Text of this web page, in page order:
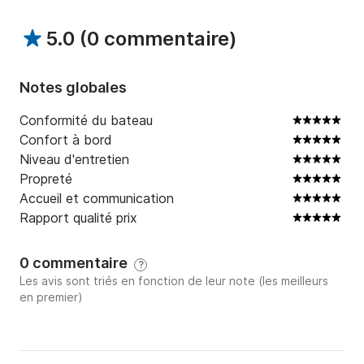
Flybridge
Galerie (kitchenette)
Salle de bain
Le prix de la location du yacht comprend tout
l'équipement de plongée avec tuba et de pêche, le
paddle et les matelas flottants.
En supplément, nous pouvons vous proposer une
navette jusqu'au yacht, un photographe, organiser un
à Manta Point, ainsi que des boissons alcoolisées et
de la nourriture.
5.0 (0 commentaire)
Notes globales
Conformité du bateau
Confort à bord
Niveau d'entretien
Propreté
Accueil et communication
Rapport qualité prix
0 commentaire ?
Les avis sont triés en fonction de leur note (les meilleurs
en premier)